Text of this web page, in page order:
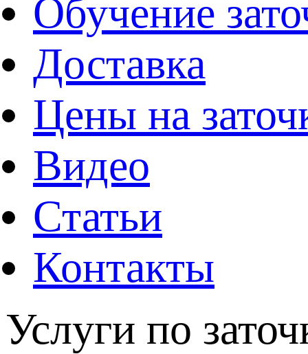
Обучение
Доставка
Цены на
Видео
Статьи
Контакты
Услуги по